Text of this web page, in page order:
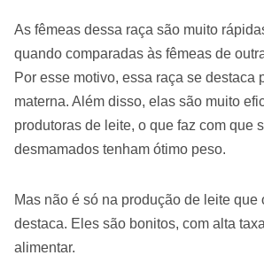
As fêmeas dessa raça são muito
quando comparadas às fêmeas de
Por esse motivo, essa raça se destaca
materna. Além disso, elas são muito
produtoras de leite, o que faz com que
desmamados tenham ótimo peso.
Mas não é só na produção de leite que
destaca. Eles são bonitos, com alta
alimentar.